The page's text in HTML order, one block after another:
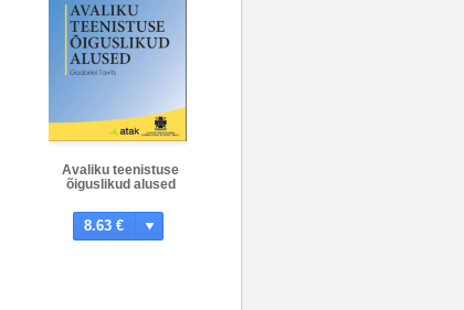
Avaliku teenistuse
õiguslikud alused
8.63 €